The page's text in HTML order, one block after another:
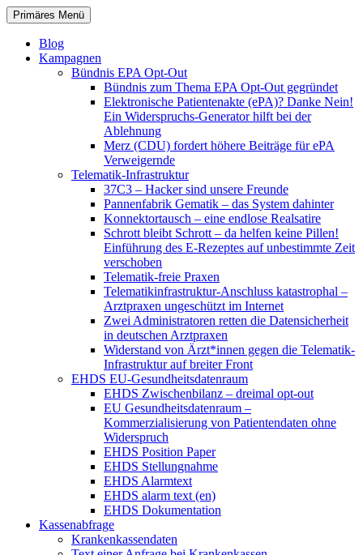
Zum
Inhalt
springen
patientenrechte-datenschutz.de
Suchen
Primäres Menü
Blog
Kampagnen
Bündnis EPA Opt-Out
Bündnis zum Thema EPA Opt-Out gegründet
Elektronische Patientenakte (ePA)? Danke Nein!
Ein Widerspruchs-Generator hilft bei der
Ablehnung
Merz (CDU) fordert höhere Beiträge für ePA
Verweigernde
Telematik-Infrastruktur
37C3 – Hacker sind unsere Freunde
Pannenfabrik Gematik – das System dahinter
Konnektortausch – eine endlose Realsatire
Schrott bleibt Schrott – da helfen keine Pillen!
Einführung des E-Rezeptes auf unbestimmte Zeit
verschoben
Telematik-freie Praxen
Telematikinfrastruktur-Anschluss katastrophal –
Arztpraxen ungeschützt im Internet
Zwei Administratoren retten die Datensicherheit
in deutschen Arztpraxen
Widerstand von Ärzt*innen gegen die Telematik-
Infrastruktur auf breiter Front
EHDS EU-Gesundheitsdatenraum
EHDS Zwischenbilanz – dreimal opt-out
EU Gesundheitsdatenraum –
Kommerzialisierung von Patientendaten ohne
Widerspruch
EHDS Position Paper
EHDS Stellungnahme
EHDS Alarmtext
EHDS alarm text (en)
EHDS Dokumentation
Kassenabfrage
Krankenkassendaten